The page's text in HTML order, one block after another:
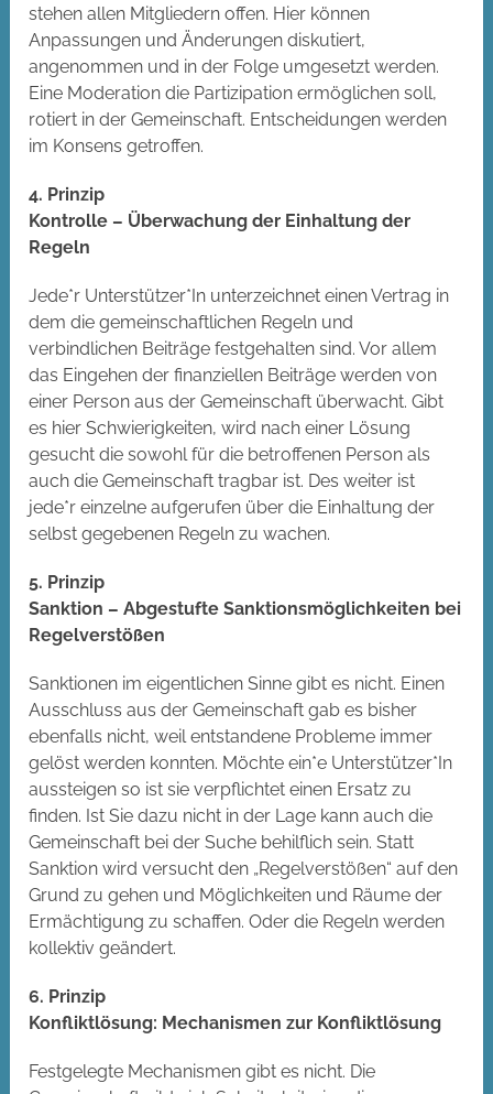
stehen allen Mitgliedern offen. Hier können
Anpassungen und Änderungen diskutiert,
angenommen und in der Folge umgesetzt werden.
Eine Moderation die Partizipation ermöglichen soll,
rotiert in der Gemeinschaft. Entscheidungen werden
im Konsens getroffen.
4. Prinzip
Kontrolle – Überwachung der Einhaltung der
Regeln
Jede*r Unterstützer*In unterzeichnet einen Vertrag in
dem die gemeinschaftlichen Regeln und
verbindlichen Beiträge festgehalten sind. Vor allem
das Eingehen der finanziellen Beiträge werden von
einer Person aus der Gemeinschaft überwacht. Gibt
es hier Schwierigkeiten, wird nach einer Lösung
gesucht die sowohl für die betroffenen Person als
auch die Gemeinschaft tragbar ist. Des weiter ist
jede*r einzelne aufgerufen über die Einhaltung der
selbst gegebenen Regeln zu wachen.
5. Prinzip
Sanktion – Abgestufte Sanktionsmöglichkeiten bei
Regelverstößen
Sanktionen im eigentlichen Sinne gibt es nicht. Einen
Ausschluss aus der Gemeinschaft gab es bisher
ebenfalls nicht, weil entstandene Probleme immer
gelöst werden konnten. Möchte ein*e Unterstützer*In
aussteigen so ist sie verpflichtet einen Ersatz zu
finden. Ist Sie dazu nicht in der Lage kann auch die
Gemeinschaft bei der Suche behilflich sein. Statt
Sanktion wird versucht den „Regelverstößen“ auf den
Grund zu gehen und Möglichkeiten und Räume der
Ermächtigung zu schaffen. Oder die Regeln werden
kollektiv geändert.
6. Prinzip
Konfliktlösung: Mechanismen zur Konfliktlösung
Festgelegte Mechanismen gibt es nicht. Die